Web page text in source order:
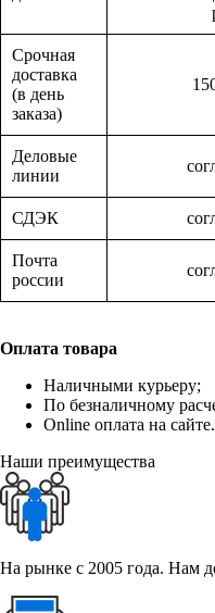
Срочная
доставка
(в день
заказа)
Деловые
линии
СДЭК
Почта
россии
Оплата товара
Наличными курьеру;
По безналичному
Online оплата на сайте.
Наши преимущества
На рынке с 2005 года. Нам